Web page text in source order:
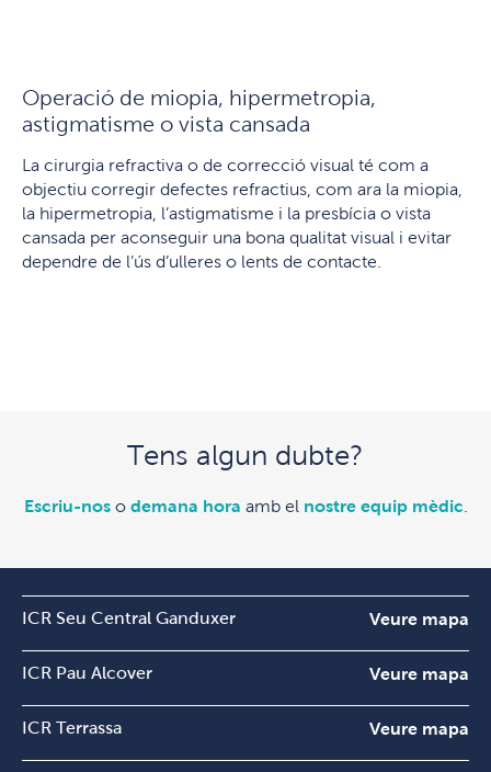
Operació de miopia, hipermetropia,
astigmatisme o vista cansada
La cirurgia refractiva o de correcció visual té com a
objectiu corregir defectes refractius, com ara la miopia,
la hipermetropia, l’astigmatisme i la presbícia o vista
cansada per aconseguir una bona qualitat visual i evitar
dependre de l’ús d’ulleres o lents de contacte.
Tens algun dubte?
Escriu-noso demana hora amb el nostre equip mèdic.
ICR Seu Central Ganduxer Veure mapa
ICR Pau Alcover Veure mapa
ICR Terrassa Veure mapa